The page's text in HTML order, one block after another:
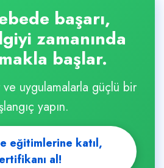
başarı,
zamanında
başlar.
ve uygulamalarla güçlü bir
yapın.
eğitimlerine katıl,
al!